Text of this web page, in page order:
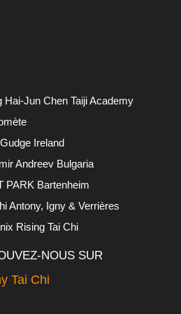
Hai-Jun Chen Taiji Academy
Ireland
Andreev Bulgaria
PARK Bartenheim
Antony, Igny & Verrières
Rising Tai Chi
NOUS SUR
Tai Chi